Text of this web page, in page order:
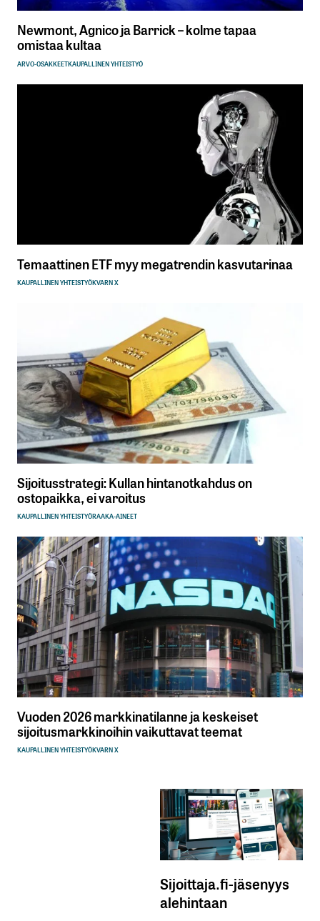
Newmont, Agnico ja Barrick – kolme tapaa
omistaa kultaa
ARVO-OSAKKEETKAUPALLINEN YHTEISTYÖ
Temaattinen ETF myy megatrendin kasvutarinaa
KAUPALLINEN YHTEISTYÖKVARN X
Sijoitusstrategi: Kullan hintanotkahdus on
ostopaikka, ei varoitus
KAUPALLINEN YHTEISTYÖRAAKA-AINEET
Vuoden 2026 markkinatilanne ja keskeiset
sijoitusmarkkinoihin vaikuttavat teemat
KAUPALLINEN YHTEISTYÖKVARN X
Sijoittaja.fi-jäsenyys
alehintaan